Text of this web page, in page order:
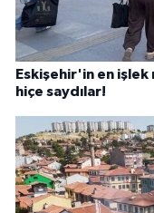
Eskişehir'in en işlek
hiçe saydılar!